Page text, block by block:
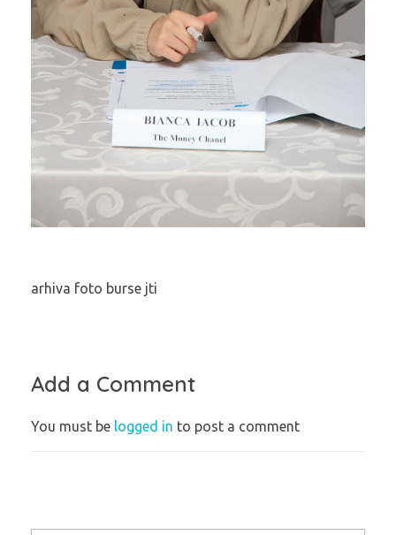
arhiva foto burse jti
Add a Comment
You must be logged in to post a comment